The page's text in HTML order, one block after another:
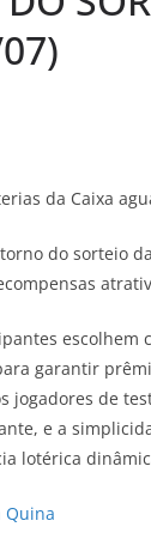
da Caixa
do sorteio da
garantir
jogadores de
e a
lotérica
Quina